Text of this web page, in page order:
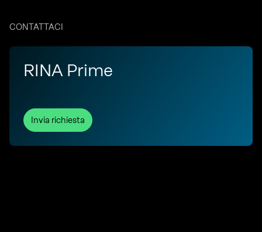
CONTATTACI
RINA Prime
Invia richiesta